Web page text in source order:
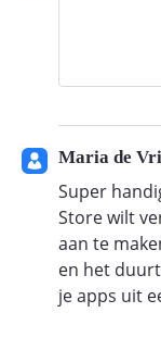
Maria de
Super
Store wilt
aan te
en het
je apps uit